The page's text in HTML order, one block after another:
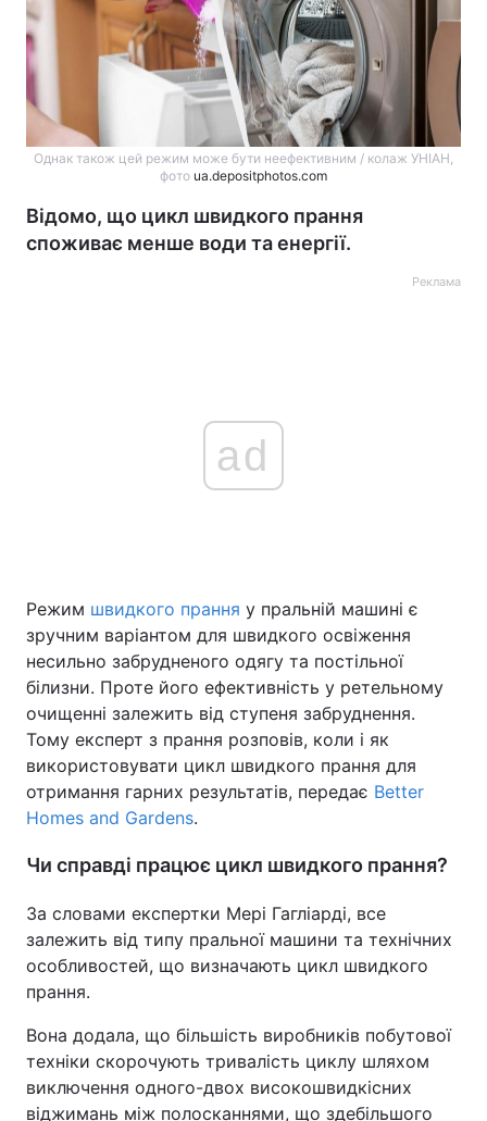
Україна Політика
Економіка Світ
Спорт Наука
Техно і зв'язок Лайт
Зброя
Здоров'я Туризм
Цікавинки Погода
Екологія Регіони
Однак також цей режим може бути неефективним / колаж УНІАН,
фото ua.depositphotos.com
Відомо, що цикл швидкого прання
споживає менше води та енергії.
Реклама
ad
Режим швидкого прання у пральній машині є
зручним варіантом для швидкого освіження
несильно забрудненого одягу та постільної
білизни. Проте його ефективність у ретельному
очищенні залежить від ступеня забруднення.
Тому експерт з прання розповів, коли і як
використовувати цикл швидкого прання для
отримання гарних результатів, передає Better
Homes and Gardens.
Чи справді працює цикл швидкого прання?
За словами експертки Мері Гагліарді, все
залежить від типу пральної машини та технічних
особливостей, що визначають цикл швидкого
прання.
Вона додала, що більшість виробників побутової
техніки скорочують тривалість циклу шляхом
виключення одного-двох високошвидкісних
віджимань між полосканнями, що здебільшого